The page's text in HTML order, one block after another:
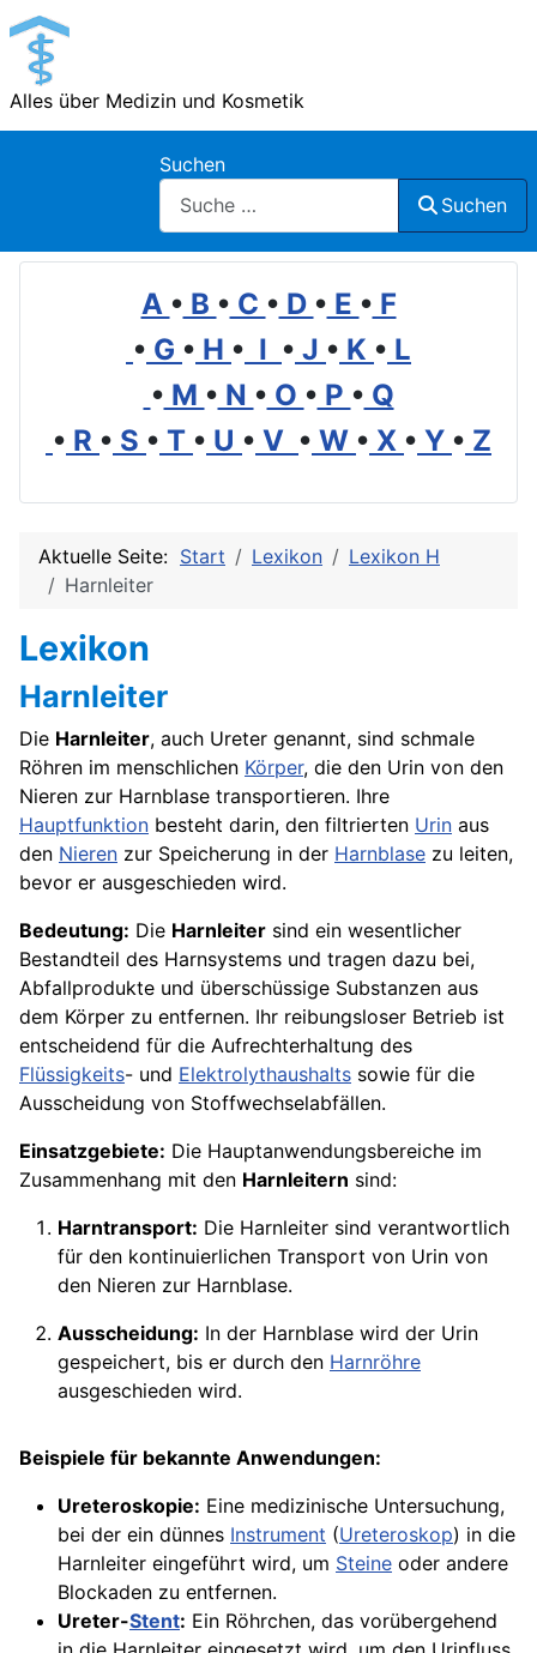
Alles über Medizin und Kosmetik
Suchen
Suchen
A • B • C • D • E • F
• G • H • I • J • K • L
• M • N • O • P • Q
• R • S • T • U • V • W • X • Y • Z
Aktuelle Seite: Start Lexikon
Lexikon H
Harnleiter
Lexikon
Harnleiter
Die Harnleiter, auch Ureter genannt, sind schmale
Röhren im menschlichen Körper, die den Urin von den
Nieren zur Harnblase transportieren. Ihre
Hauptfunktion besteht darin, den filtrierten Urin aus
den Nieren zur Speicherung in der Harnblase zu leiten,
bevor er ausgeschieden wird.
Bedeutung: Die Harnleiter sind ein wesentlicher
Bestandteil des Harnsystems und tragen dazu bei,
Abfallprodukte und überschüssige Substanzen aus
dem Körper zu entfernen. Ihr reibungsloser Betrieb ist
entscheidend für die Aufrechterhaltung des
Flüssigkeits- und Elektrolythaushalts sowie für die
Ausscheidung von Stoffwechselabfällen.
Einsatzgebiete: Die Hauptanwendungsbereiche im
Zusammenhang mit den Harnleitern sind:
Harntransport: Die Harnleiter sind verantwortlich
für den kontinuierlichen Transport von Urin von
den Nieren zur Harnblase.
Ausscheidung: In der Harnblase wird der Urin
gespeichert, bis er durch den Harnröhre
ausgeschieden wird.
Beispiele für bekannte Anwendungen:
Ureteroskopie: Eine medizinische Untersuchung,
bei der ein dünnes Instrument (Ureteroskop) in die
Harnleiter eingeführt wird, um Steine oder andere
Blockaden zu entfernen.
Ureter-Stent: Ein Röhrchen, das vorübergehend